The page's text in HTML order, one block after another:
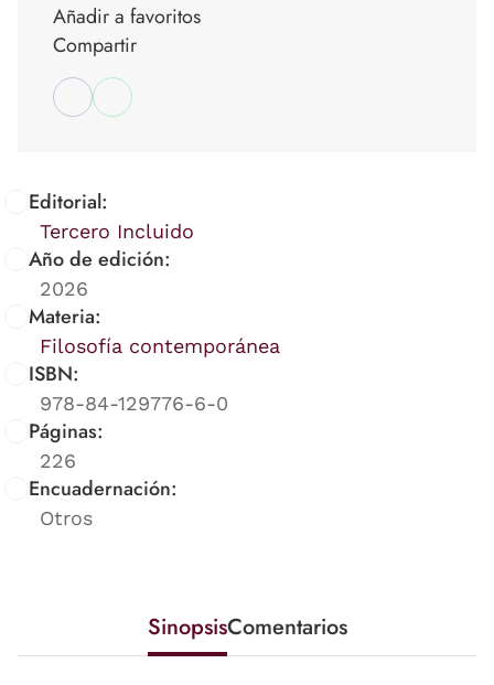
Editorial:
Tercero Incluido
Año de edición:
2026
Materia:
Filosofía contemporánea
ISBN:
978-84-129776-6-0
Páginas:
226
Encuadernación:
Otros
Añadir a favoritos
Compartir
SinopsisComentarios